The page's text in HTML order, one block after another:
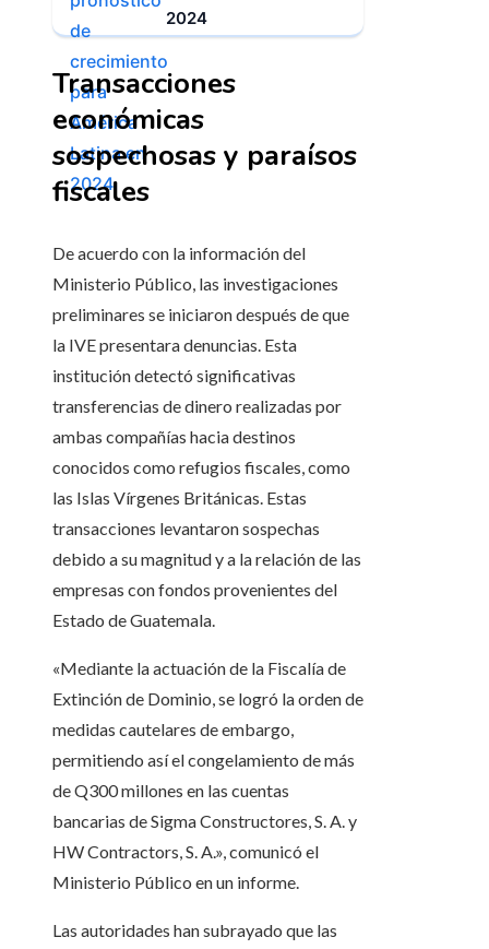
2024
Transacciones
económicas
sospechosas y paraísos
fiscales
De acuerdo con la información del
Ministerio Público, las investigaciones
preliminares se iniciaron después de que
la IVE presentara denuncias. Esta
institución detectó significativas
transferencias de dinero realizadas por
ambas compañías hacia destinos
conocidos como refugios fiscales, como
las Islas Vírgenes Británicas. Estas
transacciones levantaron sospechas
debido a su magnitud y a la relación de las
empresas con fondos provenientes del
Estado de Guatemala.
«Mediante la actuación de la Fiscalía de
Extinción de Dominio, se logró la orden de
medidas cautelares de embargo,
permitiendo así el congelamiento de más
de Q300 millones en las cuentas
bancarias de Sigma Constructores, S. A. y
HW Contractors, S. A.», comunicó el
Ministerio Público en un informe.
Las autoridades han subrayado que las